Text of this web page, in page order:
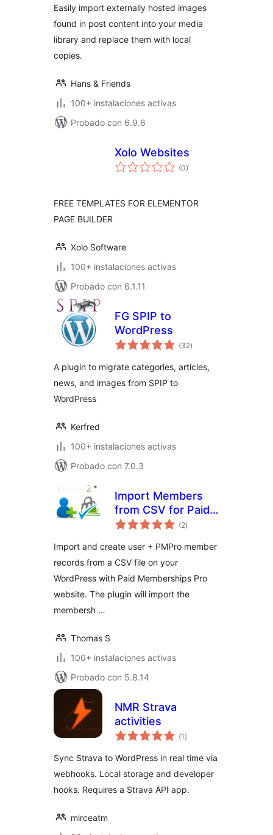
Easily import externally hosted images
found in post content into your media
library and replace them with local
copies.
Hans & Friends
100+ instalaciones activas
Probado con 6.9.6
Xolo Websites
(0total
de
)
FREE TEMPLATES FOR ELEMENTOR
PAGE BUILDER
Xolo Software
100+ instalaciones activas
Probado con 6.1.11
FG SPIP to
WordPress
(32total
de
)
A plugin to migrate categories, articles,
news, and images from SPIP to
WordPress
Kerfred
100+ instalaciones activas
Probado con 7.0.3
Import Members
from CSV for Paid
Memberships Pro
(2total
de
)
Import and create user + PMPro member
records from a CSV file on your
WordPress with Paid Memberships Pro
website. The plugin will import the
membersh …
Thomas S
100+ instalaciones activas
Probado con 5.8.14
NMR Strava
activities
(1 total
de
)
Sync Strava to WordPress in real time via
webhooks. Local storage and developer
hooks. Requires a Strava API app.
mirceatm